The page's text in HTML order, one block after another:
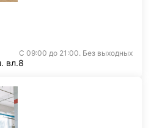
С 09:00 до 21:00. Без выходных
вл.8